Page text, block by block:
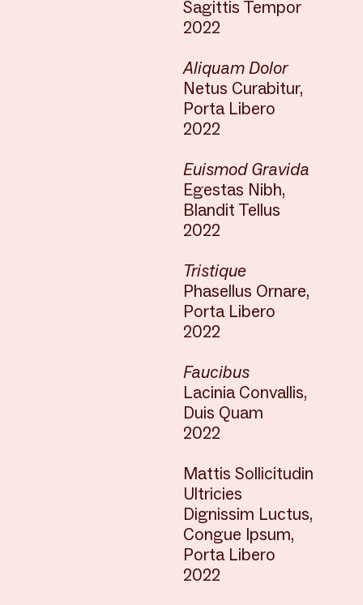
Sagittis Tempor
2022
Aliquam Dolor
Netus Curabitur,
Porta Libero
2022
Euismod Gravida
Egestas Nibh,
Blandit Tellus
2022
Tristique
Phasellus Ornare,
Porta Libero
2022
Faucibus
Lacinia Convallis,
Duis Quam
2022
Mattis Sollicitudin
Ultricies
Dignissim Luctus,
Congue Ipsum,
Porta Libero
2022